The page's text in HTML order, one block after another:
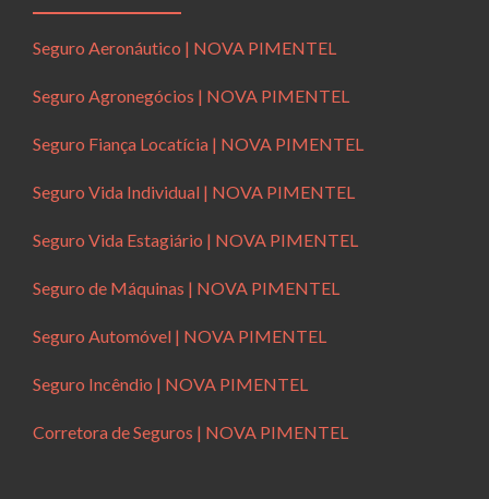
Seguro Aeronáutico | NOVA PIMENTEL
Seguro Agronegócios | NOVA PIMENTEL
Seguro Fiança Locatícia | NOVA PIMENTEL
Seguro Vida Individual | NOVA PIMENTEL
Seguro Vida Estagiário | NOVA PIMENTEL
Seguro de Máquinas | NOVA PIMENTEL
Seguro Automóvel | NOVA PIMENTEL
Seguro Incêndio | NOVA PIMENTEL
Corretora de Seguros | NOVA PIMENTEL